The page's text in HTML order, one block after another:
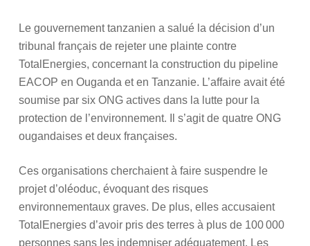
Le gouvernement tanzanien a salué la décision d’un
tribunal français de rejeter une plainte contre
TotalEnergies, concernant la construction du pipeline
EACOP en Ouganda et en Tanzanie. L’affaire avait été
soumise par six ONG actives dans la lutte pour la
protection de l’environnement. Il s’agit de quatre ONG
ougandaises et deux françaises.
Ces organisations cherchaient à faire suspendre le
projet d’oléoduc, évoquant des risques
environnementaux graves. De plus, elles accusaient
TotalEnergies d’avoir pris des terres à plus de 100 000
personnes sans les indemniser adéquatement. Les